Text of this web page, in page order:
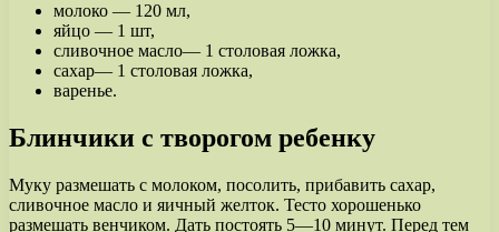
молоко — 120 мл,
яйцо — 1 шт,
сливочное масло— 1 столовая ложка,
сахар— 1 столовая ложка,
варенье.
Блинчики с творогом ребенку
Муку размешать с молоком, посолить, прибавить сахар,
сливочное масло и яичный желток. Тесто хорошенько
размешать венчиком. Дать постоять 5—10 минут. Перед тем